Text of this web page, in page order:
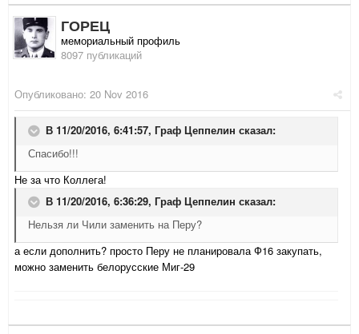
ГОРЕЦ
мемориальный профиль
8097 публикаций
Опубликовано: 20 Nov 2016
В 11/20/2016, 6:41:57, Граф Цеппелин сказал:
Спасибо!!!
Не за что Коллега!
В 11/20/2016, 6:36:29, Граф Цеппелин сказал:
Нельзя ли Чили заменить на Перу?
а если дополнить? просто Перу не планировала Ф16 закупать,
можно заменить белорусские Миг-29